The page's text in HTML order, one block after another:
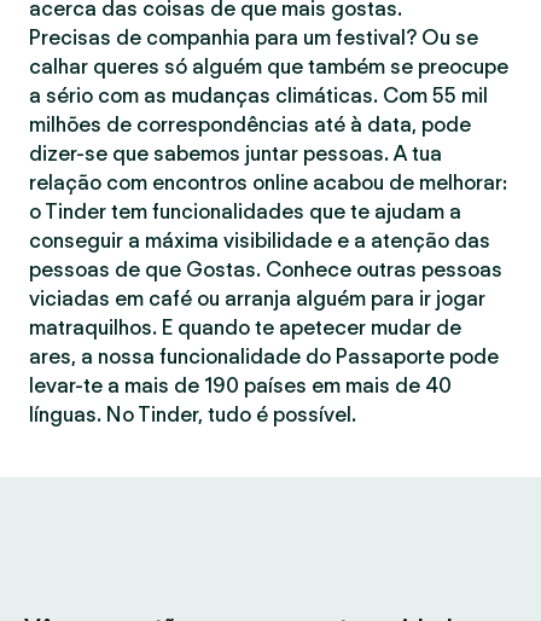
acerca das coisas de que mais gostas.
Precisas de companhia para um festival? Ou se
calhar queres só alguém que também se preocupe
a sério com as mudanças climáticas. Com 55 mil
milhões de correspondências até à data, pode
dizer-se que sabemos juntar pessoas. A tua
relação com encontros online acabou de melhorar:
o Tinder tem funcionalidades que te ajudam a
conseguir a máxima visibilidade e a atenção das
pessoas de que Gostas. Conhece outras pessoas
viciadas em café ou arranja alguém para ir jogar
matraquilhos. E quando te apetecer mudar de
ares, a nossa funcionalidade do Passaporte pode
levar-te a mais de 190 países em mais de 40
línguas. No Tinder, tudo é possível.